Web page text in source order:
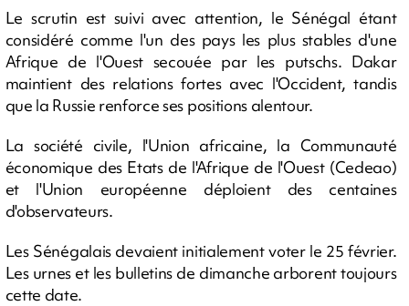
Le scrutin est suivi avec attention, le Sénégal étant
considéré comme l'un des pays les plus stables d'une
Afrique de l'Ouest secouée par les putschs. Dakar
maintient des relations fortes avec l'Occident, tandis
que la Russie renforce ses positions alentour.
La société civile, l'Union africaine, la Communauté
économique des Etats de l'Afrique de l'Ouest (Cedeao)
et l'Union européenne déploient des centaines
d'observateurs.
Les Sénégalais devaient initialement voter le 25 février.
Les urnes et les bulletins de dimanche arborent toujours
cette date.